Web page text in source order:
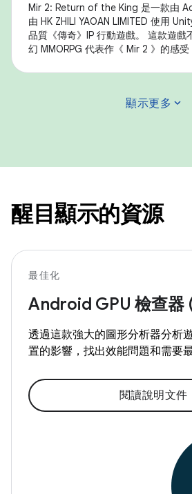
Mir 2: Return of the King 是一款由
由 HK ZHILI YAOAN LIMITED 使用
品質《傳奇》IP 行動遊戲。 這款遊戲
幻 MMORPG 代表作《 Mir 2 》的感受
遊戲內容。 這款遊戲使用 Android
顯示更多 expand_more
醒目顯示的資源
最佳化
Android GPU 檢查器
透過這款強大的圖形分析器分析
置的影響，找出效能問題和需要
閱讀說明文件